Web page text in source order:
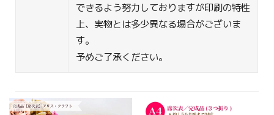
できるよう努力しておりますが印刷の特性
上、実物とは多少異なる場合がございま
す。
予めご了承ください。